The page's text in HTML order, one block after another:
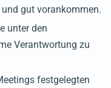
gut vorankommen.
unter den
Verantwortung zu
festgelegten